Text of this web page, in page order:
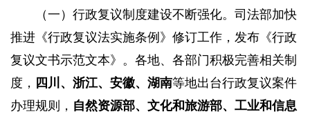
（一）行政复议制度建设不断强化。 司法部加快
推进《行政复议法实施条例》修订工作，发布《行政
复议文书示范文本》。各地、各部门积极完善相关制
度， 四川、浙江、安徽、湖南等地出台行政复议案件
办理规则， 自然资源部、文化和旅游部、工业和信息